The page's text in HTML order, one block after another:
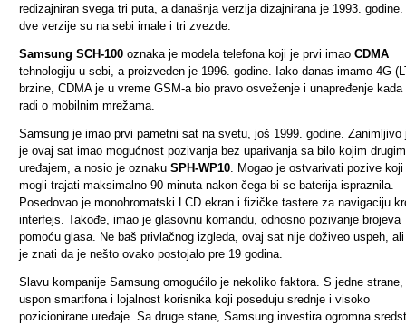
redizajniran svega tri puta, a današnja verzija dizajnirana je 1993.
dve verzije su na sebi imale i tri zvezde.
Samsung SCH-100 oznaka je modela telefona koji je prvi imao CDMA
tehnologiju u sebi, a proizveden je 1996. godine. Iako danas imamo 4G
brzine, CDMA je u vreme GSM-a bio pravo osveženje i unapređenje kada
radi o mobilnim mrežama.
Samsung je imao prvi pametni sat na svetu, još 1999. godine. Zanimljivo
je ovaj sat imao mogućnost pozivanja bez uparivanja sa bilo kojim drugim
uređajem, a nosio je oznaku SPH-WP10 . Mogao je ostvarivati pozive
mogli trajati maksimalno 90 minuta nakon čega bi se baterija ispraznila.
Posedovao je monohromatski LCD ekran i fizičke tastere za navigaciju
interfejs. Takođe, imao je glasovnu komandu, odnosno pozivanje brojeva
pomoću glasa. Ne baš privlačnog izgleda, ovaj sat nije doživeo uspeh,
je znati da je nešto ovako postojalo pre 19 godina.
Slavu kompanije Samsung omogućilo je nekoliko faktora. S jedne
uspon smartfona i lojalnost korisnika koji poseduju srednje i visoko
pozicionirane uređaje. Sa druge stane, Samsung investira ogromna